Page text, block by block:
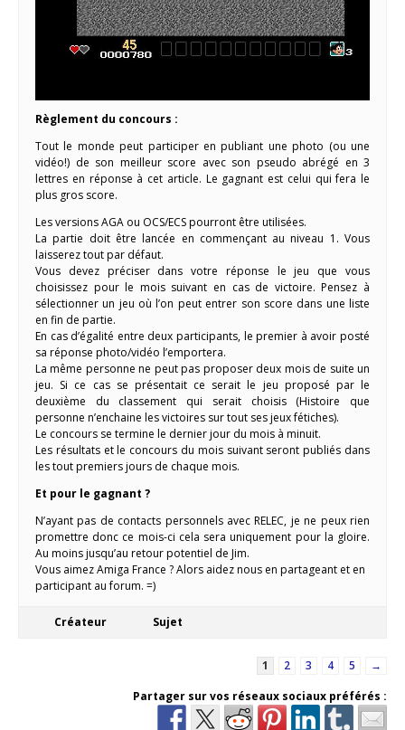
Règlement du concours :
Tout le monde peut participer en publiant une photo (ou une
vidéo!) de son meilleur score avec son pseudo abrégé en 3
lettres en réponse à cet article. Le gagnant est celui qui fera le
plus gros score.
Les versions AGA ou OCS/ECS pourront être utilisées.
La partie doit être lancée en commençant au niveau 1. Vous
laisserez tout par défaut.
Vous devez préciser dans votre réponse le jeu que vous
choisissez pour le mois suivant en cas de victoire. Pensez à
sélectionner un jeu où l’on peut entrer son score dans une liste
en fin de partie.
En cas d’égalité entre deux participants, le premier à avoir posté
sa réponse photo/vidéo l’emportera.
La même personne ne peut pas proposer deux mois de suite un
jeu. Si ce cas se présentait ce serait le jeu proposé par le
deuxième du classement qui serait choisis (Histoire que
personne n’enchaine les victoires sur tout ses jeux fétiches).
Le concours se termine le dernier jour du mois à minuit.
Les résultats et le concours du mois suivant seront publiés dans
les tout premiers jours de chaque mois.
Et pour le gagnant ?
N’ayant pas de contacts personnels avec RELEC, je ne peux rien
promettre donc ce mois-ci cela sera uniquement pour la gloire.
Au moins jusqu’au retour potentiel de Jim.
Vous aimez Amiga France ? Alors aidez nous en partageant et en
participant au forum. =)
Créateur Sujet
1 2 3 4 5
→
Partager sur vos réseaux sociaux préférés :